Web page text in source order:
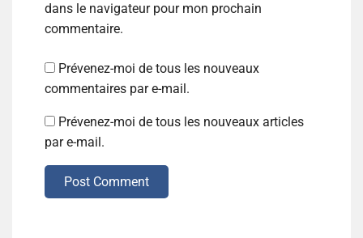
dans le navigateur pour mon prochain
commentaire.
Prévenez-moi de tous les nouveaux
commentaires par e-mail.
Prévenez-moi de tous les nouveaux articles
par e-mail.
Post Comment